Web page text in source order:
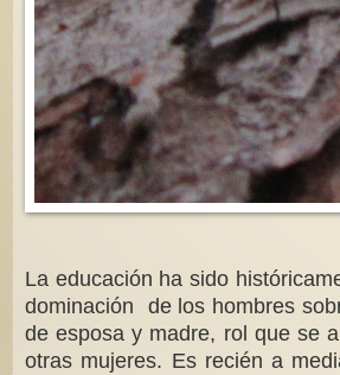
La educación ha sido
dominación de los hombres
de esposa y madre, rol que se
otras mujeres. Es recién a